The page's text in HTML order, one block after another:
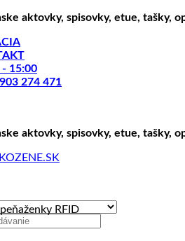
aktovky, spisovky, etue, tašky,
- 15:00
274 471
aktovky, spisovky, etue, tašky,
RFID